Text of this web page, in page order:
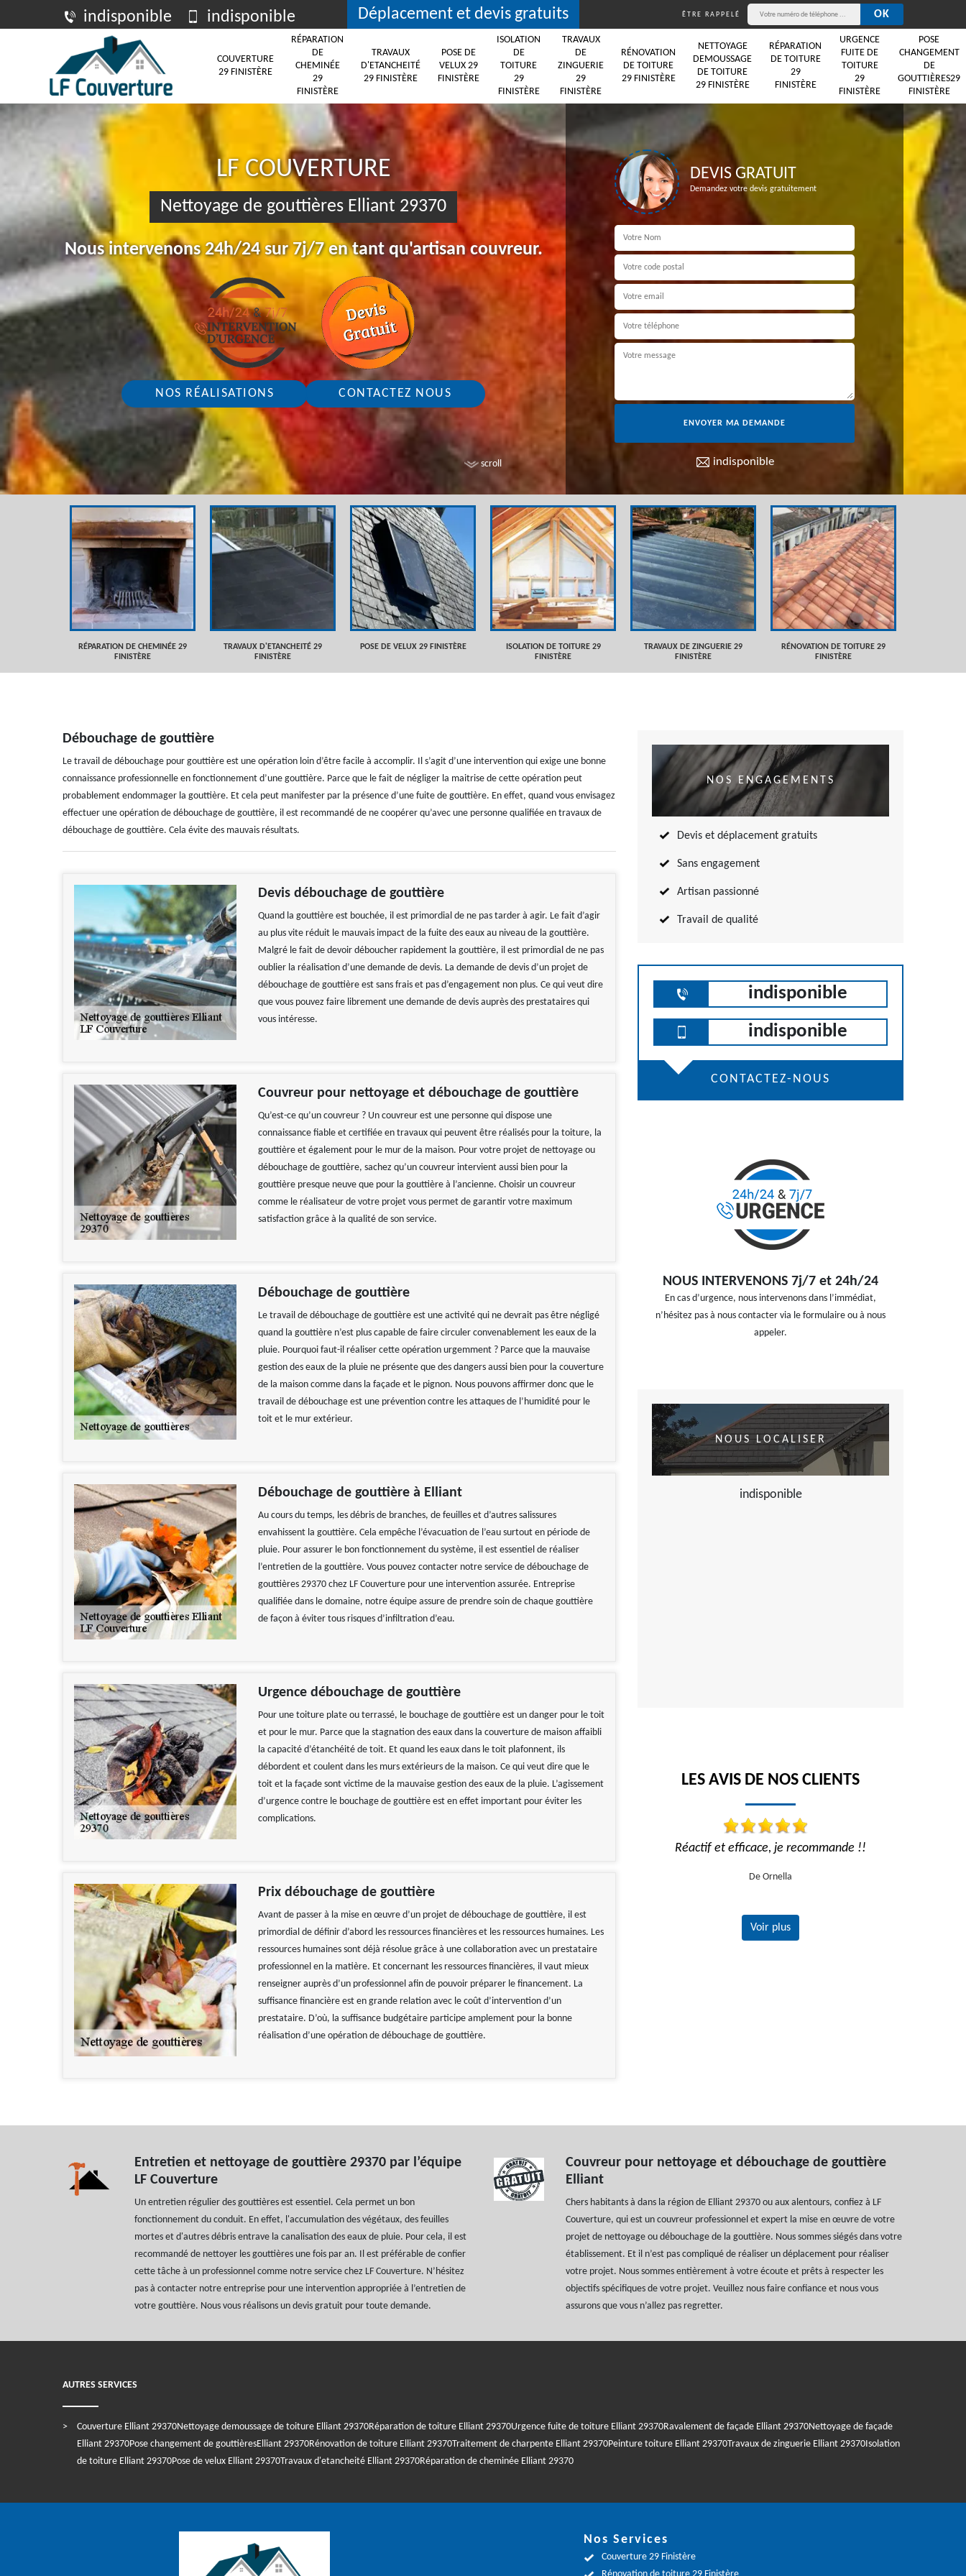
indisponible indisponible Déplacement et devis gratuits ÊTRE RAPPELÉ
COUVERTURE
29 FINISTÈRE
RÉPARATION
DE
CHEMINÉE
29
FINISTÈRE
TRAVAUX
D'ETANCHEITÉ
29 FINISTÈRE
POSE DE
VELUX 29
FINISTÈRE
ISOLATION
DE
TOITURE
29
FINISTÈRE
TRAVAUX
DE
ZINGUERIE
29
FINISTÈRE
RÉNOVATION
DE TOITURE
29 FINISTÈRE
NETTOYAGE
DEMOUSSAGE
DE TOITURE
29 FINISTÈRE
RÉPARATION
DE TOITURE
29
FINISTÈRE
URGENCE
FUITE DE
TOITURE
29
FINISTÈRE
POSE
CHANGEMENT
DE
GOUTTIÈRES29
FINISTÈRE
scroll
LF COUVERTURE
Nettoyage de gouttières Elliant 29370
Nous intervenons 24h/24 sur 7j/7 en tant qu'artisan couvreur.
NOS RÉALISATIONS CONTACTEZ NOUS
DEVIS GRATUIT
Demandez votre devis gratuitement
indisponible
RÉPARATION DE CHEMINÉE 29
FINISTÈRE
TRAVAUX D'ETANCHEITÉ 29
FINISTÈRE
POSE DE VELUX 29 FINISTÈRE
ISOLATION DE TOITURE 29
FINISTÈRE
TRAVAUX DE ZINGUERIE 29
FINISTÈRE
RÉNOVATION DE TOITURE 29
FINISTÈRE
Débouchage de gouttière
Le travail de débouchage pour gouttière est une opération loin d’être facile à accomplir. Il s’agit d’une intervention qui exige une bonne
connaissance professionnelle en fonctionnement d’une gouttière. Parce que le fait de négliger la maitrise de cette opération peut
probablement endommager la gouttière. Et cela peut manifester par la présence d’une fuite de gouttière. En effet, quand vous envisagez
effectuer une opération de débouchage de gouttière, il est recommandé de ne coopérer qu’avec une personne qualifiée en travaux de
débouchage de gouttière. Cela évite des mauvais résultats.
Devis débouchage de gouttière
Quand la gouttière est bouchée, il est primordial de ne pas tarder à agir. Le fait d’agir
au plus vite réduit le mauvais impact de la fuite des eaux au niveau de la gouttière.
Malgré le fait de devoir déboucher rapidement la gouttière, il est primordial de ne pas
oublier la réalisation d’une demande de devis. La demande de devis d’un projet de
débouchage de gouttière est sans frais et pas d’engagement non plus. Ce qui veut dire
que vous pouvez faire librement une demande de devis auprès des prestataires qui
vous intéresse.
Couvreur pour nettoyage et débouchage de gouttière
Qu’est-ce qu’un couvreur ? Un couvreur est une personne qui dispose une
connaissance fiable et certifiée en travaux qui peuvent être réalisés pour la toiture, la
gouttière et également pour le mur de la maison. Pour votre projet de nettoyage ou
débouchage de gouttière, sachez qu’un couvreur intervient aussi bien pour la
gouttière presque neuve que pour la gouttière à l’ancienne. Choisir un couvreur
comme le réalisateur de votre projet vous permet de garantir votre maximum
satisfaction grâce à la qualité de son service.
Débouchage de gouttière
Le travail de débouchage de gouttière est une activité qui ne devrait pas être négligé
quand la gouttière n’est plus capable de faire circuler convenablement les eaux de la
pluie. Pourquoi faut-il réaliser cette opération urgemment ? Parce que la mauvaise
gestion des eaux de la pluie ne présente que des dangers aussi bien pour la couverture
de la maison comme dans la façade et le pignon. Nous pouvons affirmer donc que le
travail de débouchage est une prévention contre les attaques de l’humidité pour le
toit et le mur extérieur.
Débouchage de gouttière à Elliant
Au cours du temps, les débris de branches, de feuilles et d’autres salissures
envahissent la gouttière. Cela empêche l’évacuation de l’eau surtout en période de
pluie. Pour assurer le bon fonctionnement du système, il est essentiel de réaliser
l’entretien de la gouttière. Vous pouvez contacter notre service de débouchage de
gouttières 29370 chez LF Couverture pour une intervention assurée. Entreprise
qualifiée dans le domaine, notre équipe assure de prendre soin de chaque gouttière
de façon à éviter tous risques d’infiltration d’eau.
Urgence débouchage de gouttière
Pour une toiture plate ou terrassé, le bouchage de gouttière est un danger pour le toit
et pour le mur. Parce que la stagnation des eaux dans la couverture de maison affaibli
la capacité d’étanchéité de toit. Et quand les eaux dans le toit plafonnent, ils
débordent et coulent dans les murs extérieurs de la maison. Ce qui veut dire que le
toit et la façade sont victime de la mauvaise gestion des eaux de la pluie. L’agissement
d’urgence contre le bouchage de gouttière est en effet important pour éviter les
complications.
Prix débouchage de gouttière
Avant de passer à la mise en œuvre d’un projet de débouchage de gouttière, il est
primordial de définir d’abord les ressources financières et les ressources humaines. Les
ressources humaines sont déjà résolue grâce à une collaboration avec un prestataire
professionnel en la matière. Et concernant les ressources financières, il vaut mieux
renseigner auprès d’un professionnel afin de pouvoir préparer le financement. La
suffisance financière est en grande relation avec le coût d’intervention d’un
prestataire. D’où, la suffisance budgétaire participe amplement pour la bonne
réalisation d’une opération de débouchage de gouttière.
NOS ENGAGEMENTS
Devis et déplacement gratuits
Sans engagement
Artisan passionné
Travail de qualité
indisponible
indisponible
CONTACTEZ-NOUS
NOUS INTERVENONS 7j/7 et 24h/24
En cas d’urgence, nous intervenons dans l’immédiat,
n’hésitez pas à nous contacter via le formulaire ou à nous
appeler.
NOUS LOCALISER
indisponible
LES AVIS DE NOS CLIENTS
Réactif et efficace, je recommande !!
De Ornella
Voir plus
Entretien et nettoyage de gouttière 29370 par l’équipe
LF Couverture
Un entretien régulier des gouttières est essentiel. Cela permet un bon
fonctionnement du conduit. En effet, l'accumulation des végétaux, des feuilles
mortes et d'autres débris entrave la canalisation des eaux de pluie. Pour cela, il est
recommandé de nettoyer les gouttières une fois par an. Il est préférable de confier
cette tâche à un professionnel comme notre service chez LF Couverture. N’hésitez
pas à contacter notre entreprise pour une intervention appropriée à l’entretien de
votre gouttière. Nous vous réalisons un devis gratuit pour toute demande.
Couvreur pour nettoyage et débouchage de gouttière
Elliant
Chers habitants à dans la région de Elliant 29370 ou aux alentours, confiez à LF
Couverture, qui est un couvreur professionnel et expert la mise en œuvre de votre
projet de nettoyage ou débouchage de la gouttière. Nous sommes siégés dans votre
établissement. Et il n’est pas compliqué de réaliser un déplacement pour réaliser
votre projet. Nous sommes entièrement à votre écoute et prêts à respecter les
objectifs spécifiques de votre projet. Veuillez nous faire confiance et nous vous
assurons que vous n’allez pas regretter.
AUTRES SERVICES
Couverture Elliant 29370Nettoyage demoussage de toiture Elliant 29370Réparation de toiture Elliant 29370Urgence fuite de toiture Elliant 29370Ravalement de façade Elliant 29370Nettoyage de façade
Elliant 29370Pose changement de gouttièresElliant 29370Rénovation de toiture Elliant 29370Traitement de charpente Elliant 29370Peinture toiture Elliant 29370Travaux de zinguerie Elliant 29370Isolation
de toiture Elliant 29370Pose de velux Elliant 29370Travaux d'etancheité Elliant 29370Réparation de cheminée Elliant 29370
Nos Services
Couverture 29 Finistère